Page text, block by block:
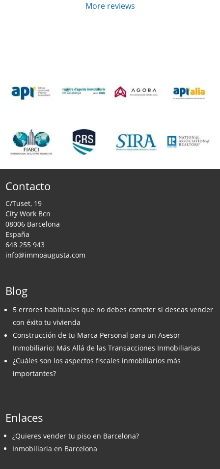
More reviews
Contacto
C/Tuset, 19
City Work Bcn
08006 Barcelona
España
648 255 943
info@immoaugusta.com
Blog
5 errores habituales que no debes cometer si deseas vender
con éxito tu vivienda
Construcción de tu Marca Personal para un Asesor
Inmobiliario: Más Allá de las Transacciones Inmobiliarias
¿Cuáles son los aspectos fiscales inmobiliarios más
importantes?
Enlaces
¿Quieres vender tu piso en Barcelona?
Inmobiliaria en Barcelona